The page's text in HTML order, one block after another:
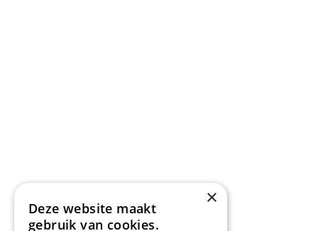
×
Deze website maakt
gebruik van cookies.